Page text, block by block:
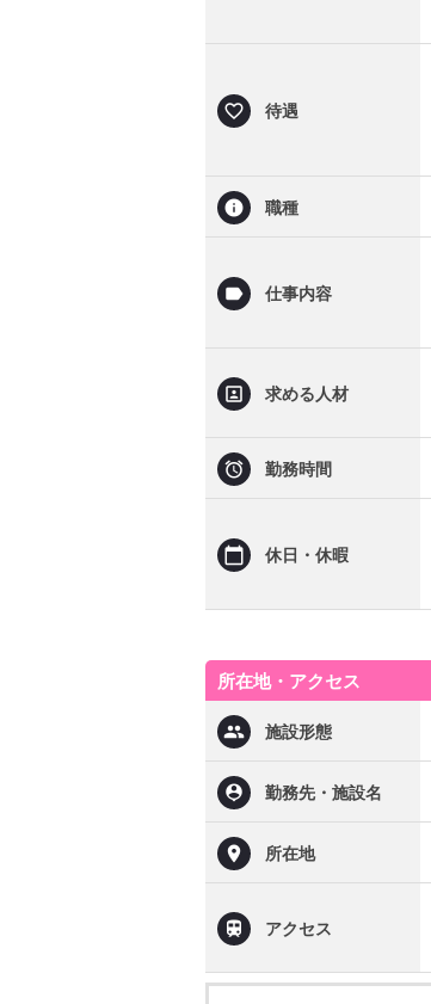
待遇
職種
仕事内容
求める人材
勤務時間
休日・休暇
所在地・アクセス
施設形態
勤務先・施設名
所在地
アクセス